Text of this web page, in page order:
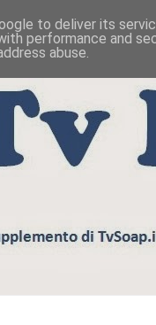
to deliver its
performance and
abuse.